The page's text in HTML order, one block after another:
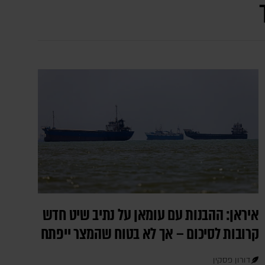
איראן: ההבנות עם עומאן על נתיב שיט חדש
קרובות לסיכום – אך לא בטוח שהמצר ייפתח
דורון פסקין